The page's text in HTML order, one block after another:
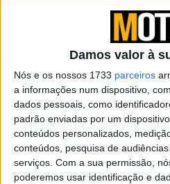
Damos valor à
Nós e os nossos 1733 parceiros
a informações num dispositivo,
dados pessoais, como
padrão enviadas por um
conteúdos personalizados,
conteúdos, pesquisa de
serviços. Com a sua permissão,
poderemos usar identificação e
chegar aos 400 km de
Mais importante, temos um
chassis absolutamente
controle. Por alguma razão a
paddock da FIM MotoE.
Artigos relacionados
Novos Polaris
7 AGOSTO, 2026